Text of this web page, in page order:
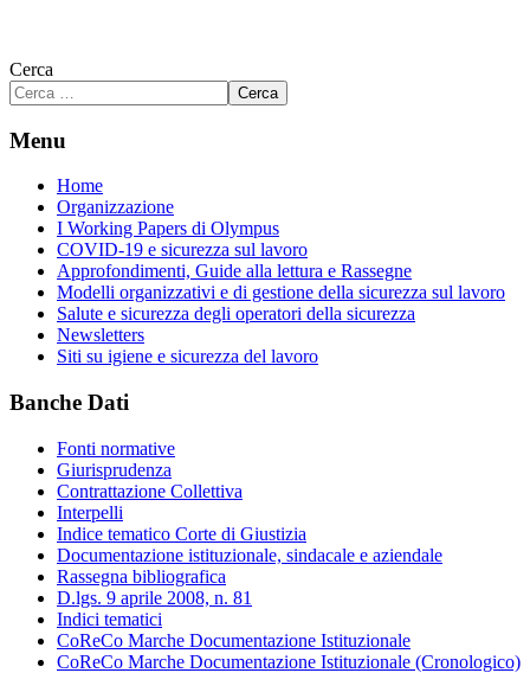
Cerca
Cerca
Menu
Home
Organizzazione
I Working Papers di Olympus
COVID-19 e sicurezza sul lavoro
Approfondimenti, Guide alla lettura e Rassegne
Modelli organizzativi e di gestione della sicurezza sul lavoro
Salute e sicurezza degli operatori della sicurezza
Newsletters
Siti su igiene e sicurezza del lavoro
Banche Dati
Fonti normative
Giurisprudenza
Contrattazione Collettiva
Interpelli
Indice tematico Corte di Giustizia
Documentazione istituzionale, sindacale e aziendale
Rassegna bibliografica
D.lgs. 9 aprile 2008, n. 81
Indici tematici
CoReCo Marche Documentazione Istituzionale
CoReCo Marche Documentazione Istituzionale (Cronologico)